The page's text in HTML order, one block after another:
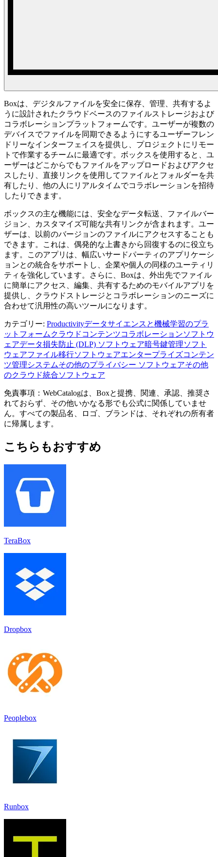
Boxは、デジタルファイルを安全に保存、管理、共有するよ
うに設計されたクラウドベースのファイルストレージおよび
コラボレーションプラットフォームです。ユーザーが複数の
デバイスでファイルを同期できるようにするユーザーフレン
ドリーなインターフェイスを提供し、プロジェクトにリモー
トで作業するチームに最適です。ボックスを使用すると、ユ
ーザーはどこからでもファイルをアップロードおよびアクセ
スしたり、直接リンクを使用してファイルとフォルダーを共
有したり、他の人にリアルタイムでコラボレーションを招待
したりできます。
ボックスの主な機能には、安全なデータ転送、ファイルバー
ジョン、カスタマイズ可能な共有リンクが含まれます。ユー
ザーは、以前のバージョンのファイルにアクセスすることも
できます。これは、偶発的な上書きから回復するのに役立ち
ます。このアプリは、幅広いサードパーティのアプリケーシ
ョンとの統合をサポートし、企業や個人の同様のユーティリ
ティを強化しています。さらに、Boxは、外出先でファイル
に簡単にアクセス、編集、共有するためのモバイルアプリを
提供し、クラウドストレージとコラボレーションのニーズに
合わせて汎用性の高いツールになります。
カテゴリー: Productivityデータサイエンスと機械学習のプラ
ットフォーム クラウドコンテンツコラボレーションソフトウ
ェアデータ損失防止 (DLP) ソフトウェア暗号鍵管理ソフト
ウェアファイル移行ソフトウェアエンタープライズコンテン
ツ管理システムその他のプライバシー ソフトウェアその他
のクラウド統合ソフトウェア
免責事項：WebCatalogは、Boxと提携、関連、承認、推奨さ
れておらず、その他いかなる形でも公式に関係していませ
ん。すべての製品名、ロゴ、ブランドは、それぞれの所有者
に帰属します。
こちらもおすすめ
TeraBox
Dropbox
Peoplebox
Runbox